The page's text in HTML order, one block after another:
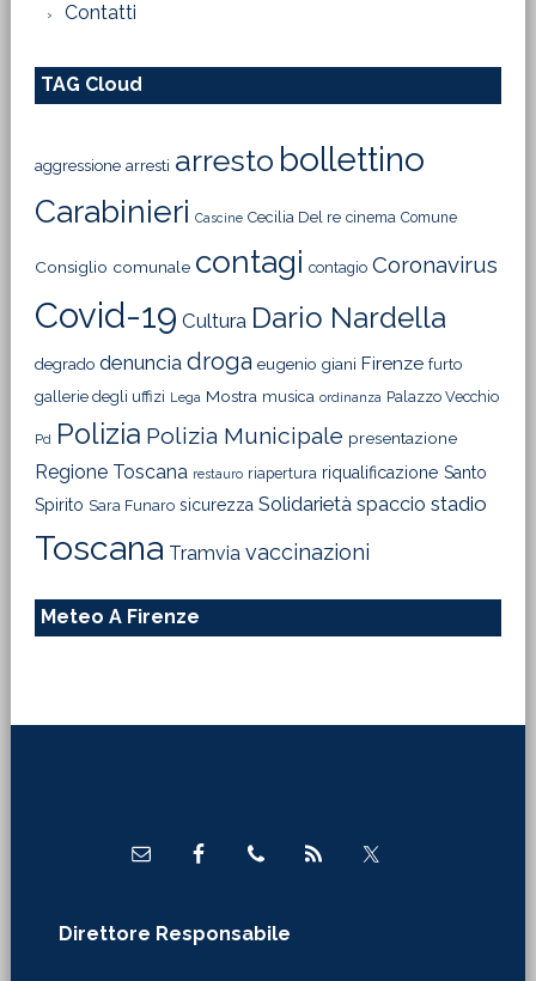
Contatti
TAG Cloud
aggressione arresti arresto bollettino
Carabinieri Cascine Cecilia Del re cinema Comune
Consiglio comunale contagi contagio Coronavirus
Covid-19 Cultura Dario Nardella
degrado denuncia droga eugenio giani Firenze furto
gallerie degli uffizi Lega Mostra musica ordinanza Palazzo Vecchio
Pd Polizia Polizia Municipale presentazione
Regione Toscana restauro riapertura riqualificazione Santo
Spirito Sara Funaro sicurezza Solidarietà spaccio stadio
Toscana Tramvia vaccinazioni
Meteo A Firenze
Direttore Responsabile